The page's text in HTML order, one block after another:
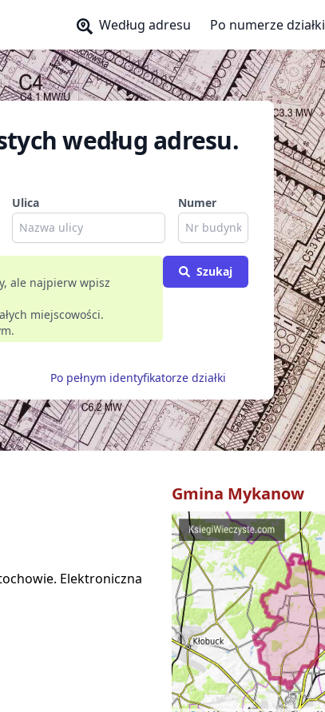
Według adresu Po numerze działki
według adresu.
Ulica Numer
ale najpierw wpisz
miejscowości.
Szukaj
Po pełnym identyfikatorze działki
. Elektroniczna
Gmina Mykanow